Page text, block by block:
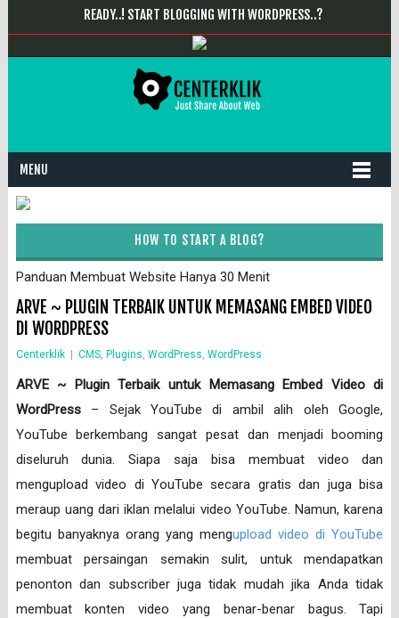
READY..! START BLOGGING WITH WORDPRESS..?
MENU
HOW TO START A BLOG?
Panduan Membuat Website Hanya 30 Menit
ARVE ~ PLUGIN TERBAIK UNTUK MEMASANG EMBED VIDEO
DI WORDPRESS
Centerklik CMS, Plugins, WordPress, WordPress
ARVE ~ Plugin Terbaik untuk Memasang Embed Video di
WordPress– Sejak YouTube di ambil alih oleh Google,
YouTube berkembang sangat pesat dan menjadi booming
diseluruh dunia. Siapa saja bisa membuat video dan
mengupload video di YouTube secara gratis dan juga bisa
meraup uang dari iklan melalui video YouTube. Namun, karena
begitu banyaknya orang yang mengupload video di YouTube
membuat persaingan semakin sulit, untuk mendapatkan
penonton dan subscriber juga tidak mudah jika Anda tidak
membuat konten video yang benar-benar bagus. Tapi